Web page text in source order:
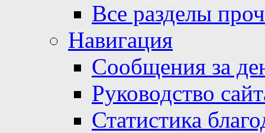
Все разделы
Навигация
Сообщения за
Руководство
Статистика